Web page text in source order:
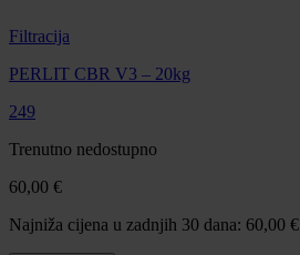
Filtracija
PERLIT CBR V3 – 20kg
249
Trenutno nedostupno
60,00 €
Najniža cijena u zadnjih 30 dana: 60,00 €